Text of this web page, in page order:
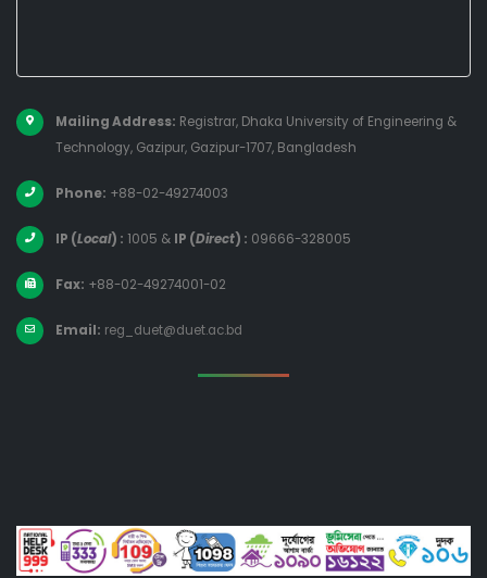
Mailing Address: Registrar, Dhaka University of Engineering &
Technology, Gazipur, Gazipur-1707, Bangladesh
Phone: +88-02-49274003
IP (Local) : 1005 & IP (Direct) : 09666-328005
Fax: +88-02-49274001-02
Email: reg_duet@duet.ac.bd